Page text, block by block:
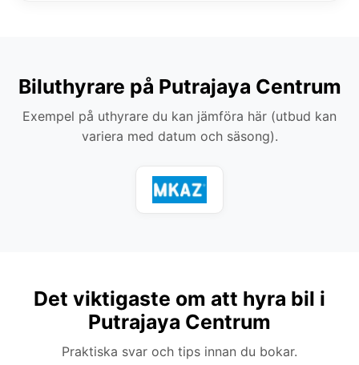
Biluthyrare på Putrajaya Centrum
Exempel på uthyrare du kan jämföra här (utbud kan
variera med datum och säsong).
Det viktigaste om att hyra bil i
Putrajaya Centrum
Praktiska svar och tips innan du bokar.